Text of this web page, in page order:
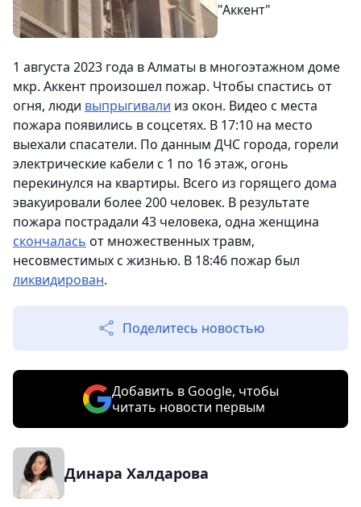
"Аккент"
1 августа 2023 года в Алматы в многоэтажном доме
мкр. Аккент произошел пожар. Чтобы спастись от
огня, люди выпрыгивали из окон. Видео с места
пожара появились в соцсетях. В 17:10 на место
выехали спасатели. По данным ДЧС города, горели
электрические кабели с 1 по 16 этаж, огонь
перекинулся на квартиры. Всего из горящего дома
эвакуировали более 200 человек. В результате
пожара пострадали 43 человека, одна женщина
скончалась от множественных травм,
несовместимых с жизнью. В 18:46 пожар был
ликвидирован.
Поделитесь новостью
Добавить в Google, чтобы
читать новости первым
Динара Халдарова